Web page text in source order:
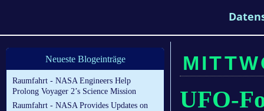
Neueste Blogeinträge
Raumfahrt - NASA Engineers Help
Prolong Voyager 2’s Science Mission
Raumfahrt - NASA Provides Updates on
UFO-